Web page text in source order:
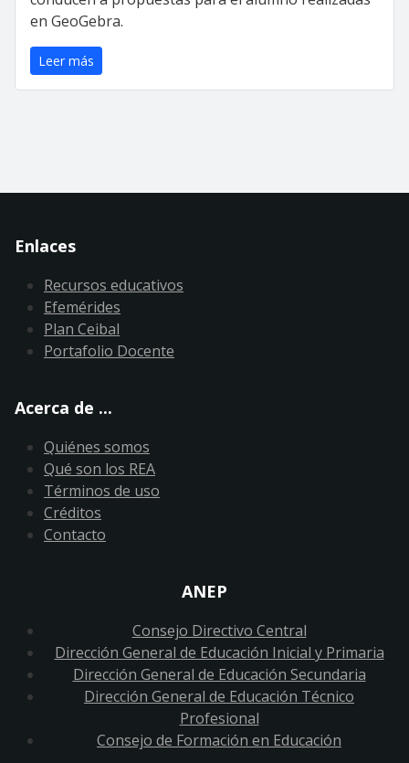
en GeoGebra.
Leer más
Enlaces
Recursos educativos
Efemérides
Plan Ceibal
Portafolio Docente
Acerca de ...
Quiénes somos
Qué son los REA
Términos de uso
Créditos
Contacto
ANEP
Consejo Directivo Central
Dirección General de Educación Inicial y Primaria
Dirección General de Educación Secundaria
Dirección General de Educación Técnico
Profesional
Consejo de Formación en Educación